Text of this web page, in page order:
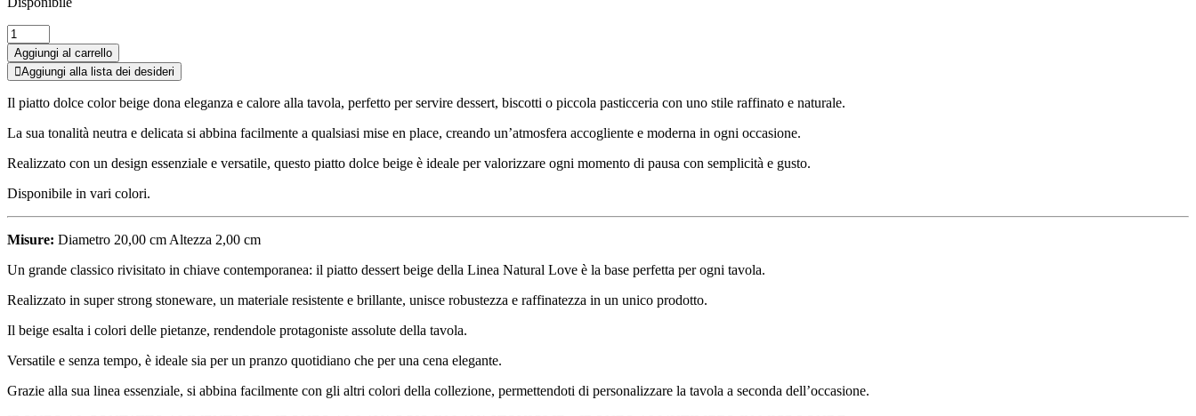
PIATTO
DOLCE
BEIGE
"NATURAL
LOVE"
quantità
Aggiungi al carrello
Aggiungi alla lista dei desideri
Il piatto dolce color beige dona eleganza e calore alla tavola, perfetto per servire dessert, biscotti o piccola pasticceria con uno stile raffinato e naturale.
La sua tonalità neutra e delicata si abbina facilmente a qualsiasi mise en place, creando un’atmosfera accogliente e moderna in ogni occasione.
Realizzato con un design essenziale e versatile, questo piatto dolce beige è ideale per valorizzare ogni momento di pausa con semplicità e gusto.
Disponibile in vari colori.
Misure: Diametro 20,00 cm Altezza 2,00 cm
Un grande classico rivisitato in chiave contemporanea: il piatto dessert beige della Linea Natural Love è la base perfetta per ogni tavola.
Realizzato in super strong stoneware, un materiale resistente e brillante, unisce robustezza e raffinatezza in un unico prodotto.
Il beige esalta i colori delle pietanze, rendendole protagoniste assolute della tavola.
Versatile e senza tempo, è ideale sia per un pranzo quotidiano che per una cena elegante.
Grazie alla sua linea essenziale, si abbina facilmente con gli altri colori della collezione, permettendoti di personalizzare la tavola a seconda dell’occasione.